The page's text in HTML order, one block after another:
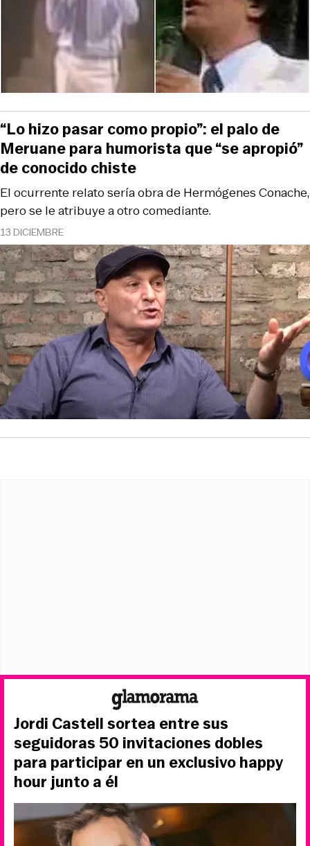
13 DICIEMBRE
El ocurrente relato sería obra de Hermógenes Conache,
pero se le atribuye a otro comediante.
“Lo hizo pasar como propio”: el palo de
Meruane para humorista que “se apropió”
de conocido chiste
Jordi Castell sortea entre sus
seguidoras 50 invitaciones dobles
para participar en un exclusivo happy
hour junto a él